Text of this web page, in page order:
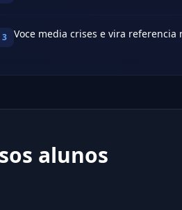
3 Voce media crises e vira referencia
alunos